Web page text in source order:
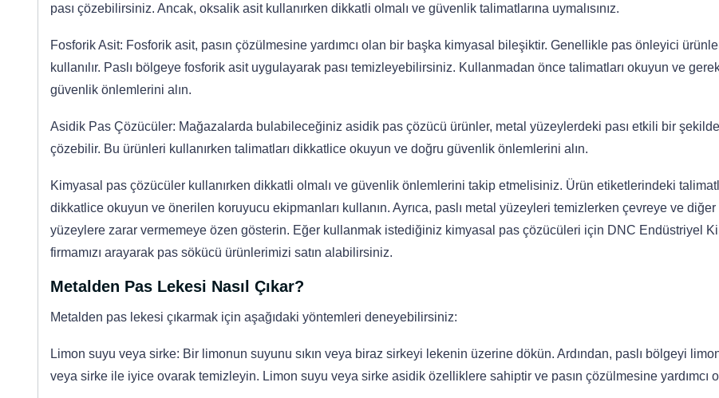
pası çözebilirsiniz. Ancak, oksalik asit kullanırken dikkatli olmalı ve güvenlik talimatlarına uymalısınız.
Fosforik Asit: Fosforik asit, pasın çözülmesine yardımcı olan bir başka kimyasal bileşiktir. Genellikle pas önleyici
kullanılır. Paslı bölgeye fosforik asit uygulayarak pası temizleyebilirsiniz. Kullanmadan önce talimatları okuyun ve
güvenlik önlemlerini alın.
Asidik Pas Çözücüler: Mağazalarda bulabileceğiniz asidik pas çözücü ürünler, metal yüzeylerdeki pası etkili bir şekilde
çözebilir. Bu ürünleri kullanırken talimatları dikkatlice okuyun ve doğru güvenlik önlemlerini alın.
Kimyasal pas çözücüler kullanırken dikkatli olmalı ve güvenlik önlemlerini takip etmelisiniz. Ürün etiketlerindeki
dikkatlice okuyun ve önerilen koruyucu ekipmanları kullanın. Ayrıca, paslı metal yüzeyleri temizlerken çevreye ve diğer
yüzeylere zarar vermemeye özen gösterin. Eğer kullanmak istediğiniz kimyasal pas çözücüleri için DNC Endüstriyel
firmamızı arayarak pas sökücü ürünlerimizi satın alabilirsiniz.
Metalden Pas Lekesi Nasıl Çıkar?
Metalden pas lekesi çıkarmak için aşağıdaki yöntemleri deneyebilirsiniz:
Limon suyu veya sirke: Bir limonun suyunu sıkın veya biraz sirkeyi lekenin üzerine dökün. Ardından, paslı bölgeyi
veya sirke ile iyice ovarak temizleyin. Limon suyu veya sirke asidik özelliklere sahiptir ve pasın çözülmesine yardımcı